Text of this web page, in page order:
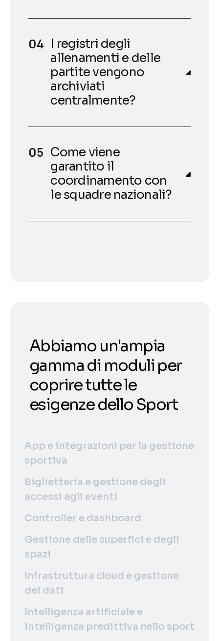
I registri degli
allenamenti e delle
partite vengono
archiviati
centralmente?
Come viene
garantito il
coordinamento con
le squadre nazionali?
Abbiamo un'ampia
gamma di moduli per
coprire tutte le
esigenze dello Sport
App e integrazioni per la gestione
sportiva
Biglietteria e gestione degli
accessi agli eventi
Controller e dashboard
Gestione delle superfici e degli
spazi
Infrastruttura cloud e gestione
dei dati
Intelligenza artificiale e
intelligenza predittiva nello sport